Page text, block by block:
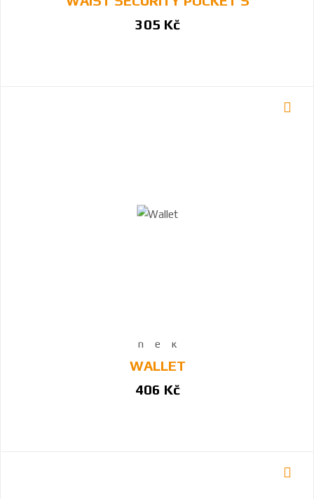
305 Kč
WALLET
406 Kč